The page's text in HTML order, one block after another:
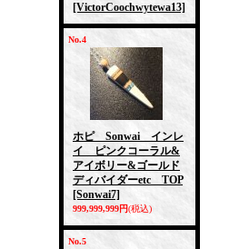
[VictorCoochwytewa13]
No.4
ホピ Sonwai インレ
イ ピンクコーラル&
アイボリー&ゴールド
ディバイダーetc TOP
[Sonwai7]
999,999,999円(税込)
No.5